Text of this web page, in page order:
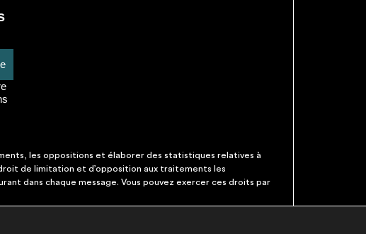
les oppositions et élaborer des statistiques relatives à
de limitation et d’opposition aux traitements les
dans chaque message. Vous pouvez exercer ces droits par